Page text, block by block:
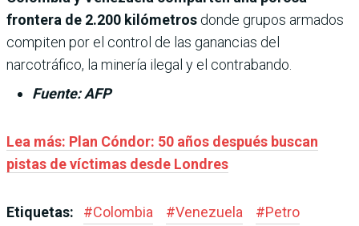
frontera de 2.200 kilómetros donde grupos armados
compiten por el control de las ganancias del
narcotráfico, la minería ilegal y el contrabando.
Fuente: AFP
Lea más: Plan Cóndor: 50 años después buscan
pistas de víctimas desde Londres
Etiquetas: #Colombia #Venezuela #Petro